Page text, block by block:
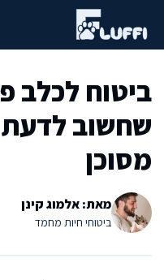
לתוכן
ביטוח לכלב
שחשוב לדעת
מסוכן
מאת: אלמוג קינן
ביטוחי חיות מחמד